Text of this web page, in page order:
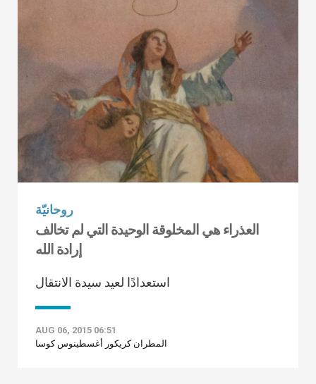
روحانيّة
العذراء هي المخلوقة الوحيدة التي لم تخالف
إرادة الله
استعدادًا لعيد سيدة الانتقال
AUG 06, 2015 06:51
المطران كريكور أغسطينوس كوسا